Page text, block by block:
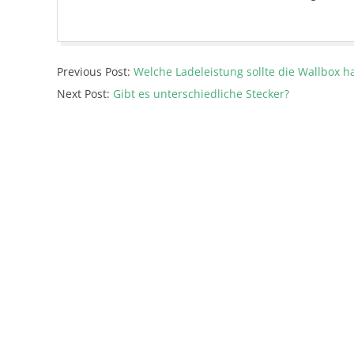
06-
19
Previous Post: Welche Ladeleistung sollte die Wallbox
Next Post: Gibt es unterschiedliche Stecker?